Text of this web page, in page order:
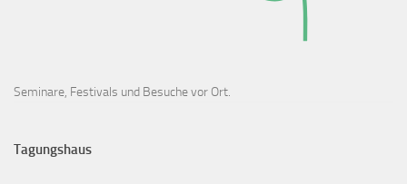
Seminare, Festivals und Besuche vor Ort.
Tagungshaus